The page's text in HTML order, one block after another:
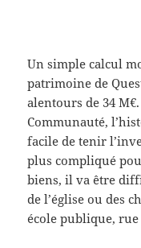
Un simple calcul
patrimoine de
alentours de 34
Communauté,
facile de tenir
plus compliqué
biens, il va être
de l’église ou des
école publique, rue